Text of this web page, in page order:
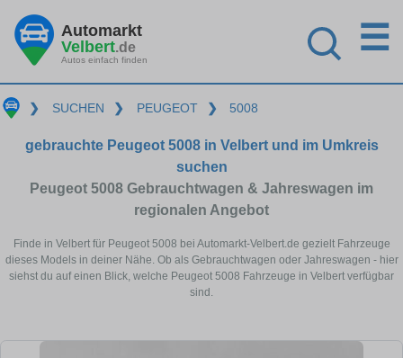
Automarkt
Velbert.de
Autos einfach finden
☰
❯ SUCHEN ❯ PEUGEOT ❯ 5008
gebrauchte Peugeot 5008 in Velbert und im Umkreis
suchen
Peugeot 5008 Gebrauchtwagen & Jahreswagen im
regionalen Angebot
Finde in Velbert für Peugeot 5008 bei Automarkt-Velbert.de gezielt Fahrzeuge
dieses Models in deiner Nähe. Ob als Gebrauchtwagen oder Jahreswagen - hier
siehst du auf einen Blick, welche Peugeot 5008 Fahrzeuge in Velbert verfügbar
sind.